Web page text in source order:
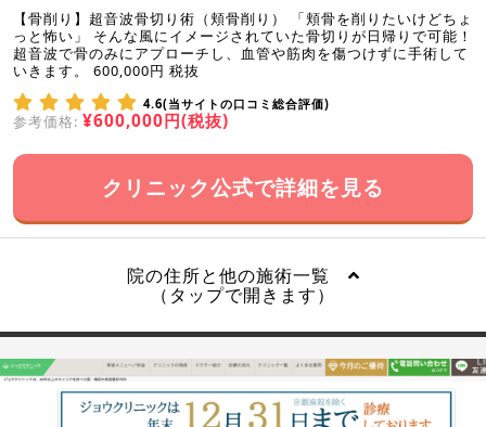
【骨削り】超音波骨切り術（頬骨削り） 「頬骨を削りたいけどちょ
っと怖い」 そんな風にイメージされていた骨切りが日帰りで可能！
超音波で骨のみにアプローチし、血管や筋肉を傷つけずに手術して
いきます。 600,000円 税抜
4.6(当サイトの口コミ総合評価)
参考価格: ¥600,000円(税抜)
クリニック公式で詳細を見る
院の住所と他の施術一覧
（タップで開きます）